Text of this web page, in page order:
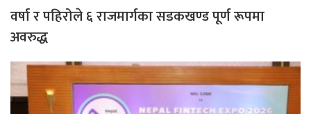
वर्षा र पहिरोले ६ राजमार्गका सडकखण्ड पूर्ण रूपमा
अवरुद्ध